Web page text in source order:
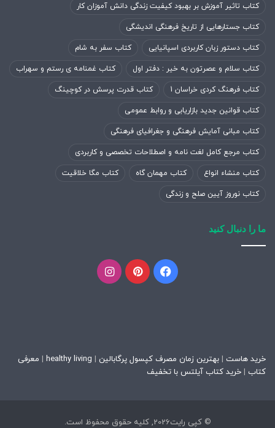
کتاب تاثیر آموزش بر بهبود کیفیت زندگی دانش آموزان کار
کتاب جستارهایی از تاریخ فرهنگی اندیشگی
کتاب دستور زبان کاربردی اسپانیایی کتاب سفر به شام
کتاب سلام و عصرتون به خیر : دفتر اول کتاب غمنامه ی رستم و سهراب
کتاب فرهنگ کردی خراسان 1 کتاب قدرت پرسش در کوچینگ
کتاب قوانین جدید بازاریابی و روابط عمومی
کتاب مبانی آمایش فرهنگی و جغرافیای فرهنگی
کتاب مرجع کامل لغت نامه و اصطلاحات تخصصی و کاربردی
کتاب منشاء انواع کتاب مهمان گاه کتاب مگا خلاقیت
کتاب نوروز آیین صلح و زندگی
ما را دنبال کنید
فیسبوکپینتریستاینستاگرام
خرید هاست | بهترین زمان مصرف کپسول پرگابالین |
healthy living
| معرفی
کتاب | خرید کتاب آیلتس با تخفیف
© کپی رایت2026, کلیه حقوق محفوظ است.